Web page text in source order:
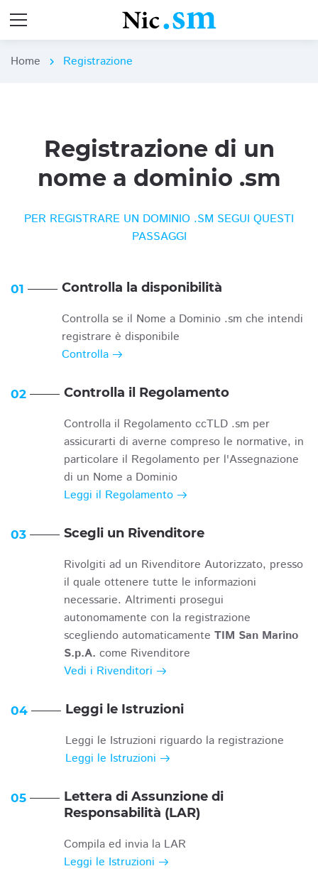
Home chevron_right Registrazione
Registrazione di un
nome a dominio .sm
PER REGISTRARE UN DOMINIO .SM SEGUI QUESTI
PASSAGGI
01 Controlla la disponibilità
Controlla se il Nome a Dominio .sm che intendi
registrare è disponibile
Controlla
02 Controlla il Regolamento
Controlla il Regolamento ccTLD .sm per
assicurarti di averne compreso le normative, in
particolare il Regolamento per l'Assegnazione
di un Nome a Dominio
Leggi il Regolamento
03 Scegli un Rivenditore
Rivolgiti ad un Rivenditore Autorizzato, presso
il quale ottenere tutte le informazioni
necessarie. Altrimenti prosegui
autonomamente con la registrazione
scegliendo automaticamente TIM San Marino
S.p.A. come Rivenditore
Vedi i Rivenditori
04 Leggi le Istruzioni
Leggi le Istruzioni riguardo la registrazione
Leggi le Istruzioni
05
Lettera di Assunzione di
Responsabilità (LAR)
Compila ed invia la LAR
Leggi le Istruzioni